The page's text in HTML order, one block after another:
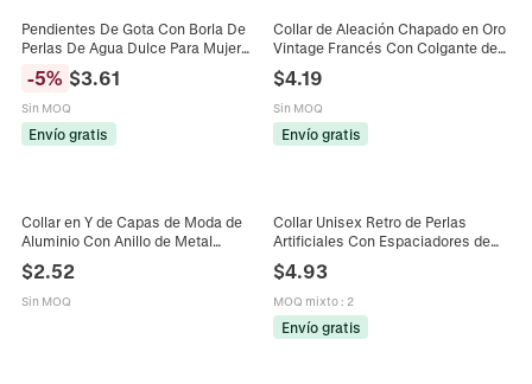
Pendientes De Gota Con Borla De
Perlas De Agua Dulce Para Mujer
Oro De 18K Joyas Elegantes
-5% $3.61
Sin MOQ
Envío gratis
Collar de Aleación Chapado en Oro
Vintage Francés Con Colgante de
Barroca Hebilla OT Para Mujer
$4.19
Sin MOQ
Envío gratis
Collar en Y de Capas de Moda de
Aluminio Con Anillo de Metal
Dorado Plateado y Colgante de
Perla Artificial Joyería de Mujer
$2.52
Sin MOQ
Collar Unisex Retro de Perlas
Artificiales Con Espaciadores de
Metal Street Hip Hop Hecho a
Mano Perlas de Colores Joyería
$4.93
MOQ mixto: 2
Envío gratis